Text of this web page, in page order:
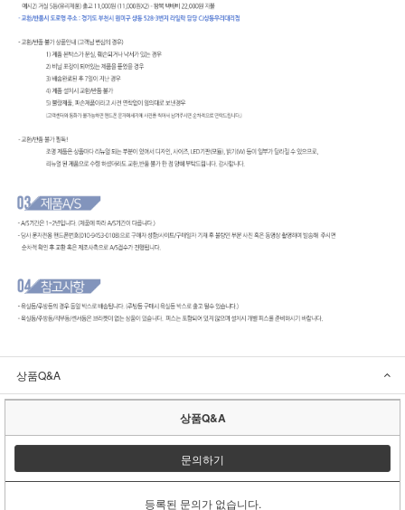
상품Q&A
상품Q&A
문의하기
등록된 문의가 없습니다.